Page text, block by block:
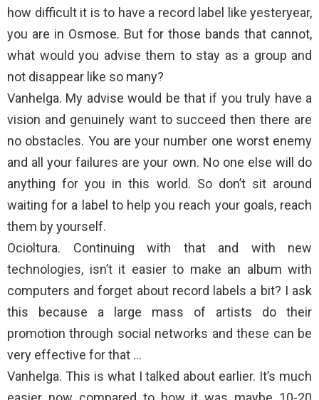
how difficult it is to have a record label like yesteryear,
you are in Osmose. But for those bands that cannot,
what would you advise them to stay as a group and
not disappear like so many?
Vanhelga. My advise would be that if you truly have a
vision and genuinely want to succeed then there are
no obstacles. You are your number one worst enemy
and all your failures are your own. No one else will do
anything for you in this world. So don’t sit around
waiting for a label to help you reach your goals, reach
them by yourself.
Ocioltura. Continuing with that and with new
technologies, isn’t it easier to make an album with
computers and forget about record labels a bit? I ask
this because a large mass of artists do their
promotion through social networks and these can be
very effective for that …
Vanhelga. This is what I talked about earlier. It’s much